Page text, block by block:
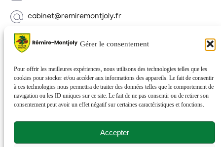
Gérer le consentement
Pour offrir les meilleures expériences, nous utilisons des technologies telles que les
cookies pour stocker et/ou accéder aux informations des appareils. Le fait de consentir
à ces technologies nous permettra de traiter des données telles que le comportement de
navigation ou les ID uniques sur ce site. Le fait de ne pas consentir ou de retirer son
consentement peut avoir un effet négatif sur certaines caractéristiques et fonctions.
Accepter
cabinet@remiremontjoly.fr
Newsletter
nouvelles de votre commune.